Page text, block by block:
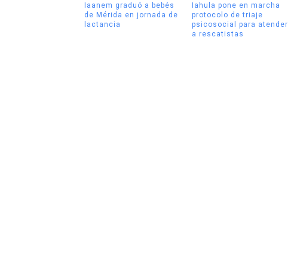
Iaanem graduó a bebés
de Mérida en jornada de
lactancia
Iahula pone en marcha
protocolo de triaje
psicosocial para atender
a rescatistas